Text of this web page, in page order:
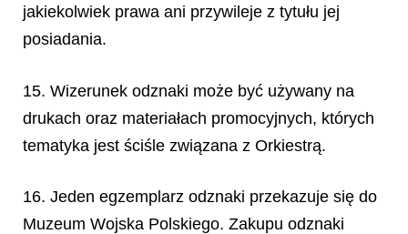
jakiekolwiek prawa ani przywileje z tytułu jej
posiadania.
15. Wizerunek odznaki może być używany na
drukach oraz materiałach promocyjnych, których
tematyka jest ściśle związana z Orkiestrą.
16. Jeden egzemplarz odznaki przekazuje się do
Muzeum Wojska Polskiego. Zakupu odznaki